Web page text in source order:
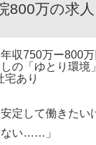
800万の求人
収750万ー800
の「ゆとり環境
あり
安定して働きた
ない……」